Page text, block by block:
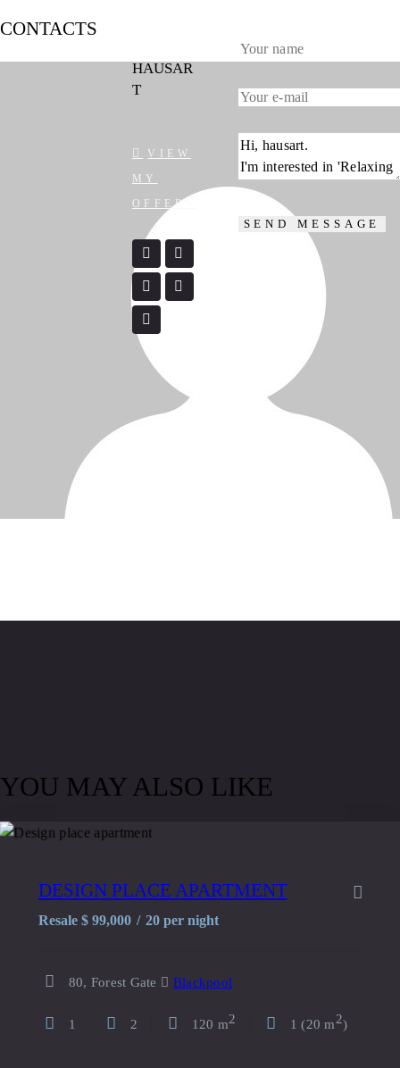
CONTACTS
HAUSAR
T
VIEW
MY
OFFERS
SEND MESSAGE
YOU MAY ALSO LIKE
DESIGN PLACE APARTMENT
Resale $ 99,000 20 per night
80, Forest Gate Blackpool
1 2 120 m2 1 (20 m2)